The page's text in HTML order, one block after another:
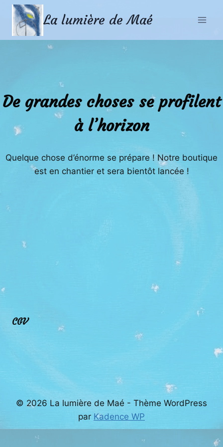
Aller
contenu
Aller
contenu
La lumière de Maé
De grandes choses se profilent
à l’horizon
Quelque chose d’énorme se prépare ! Notre boutique
est en chantier et sera bientôt lancée !
CGV
© 2026 La lumière de Maé - Thème WordPress
par Kadence WP